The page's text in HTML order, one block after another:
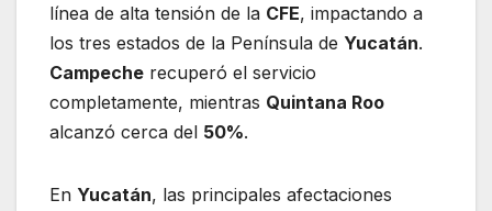
línea de alta tensión de la CFE, impactando a
los tres estados de la Península de Yucatán.
Campeche recuperó el servicio
completamente, mientras Quintana Roo
alcanzó cerca del 50%.
En Yucatán, las principales afectaciones